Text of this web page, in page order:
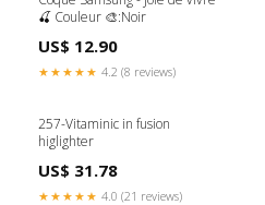
🍒 Couleur 🎨:Noir
US$ 12.90
★★★★★ 4.2 (8 reviews)
257-Vitaminic in fusion
higlighter
US$ 31.78
★★★★★ 4.0 (21 reviews)